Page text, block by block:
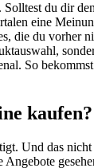
du dir
eine
die du vorher
So
kaufen?
Und das